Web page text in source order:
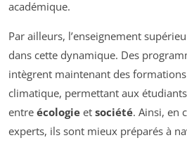
académique.
Par ailleurs, l’enseignement
dans cette dynamique. Des
intègrent maintenant des
climatique, permettant aux
entre écologie et société. Ainsi, en
experts, ils sont mieux préparés à